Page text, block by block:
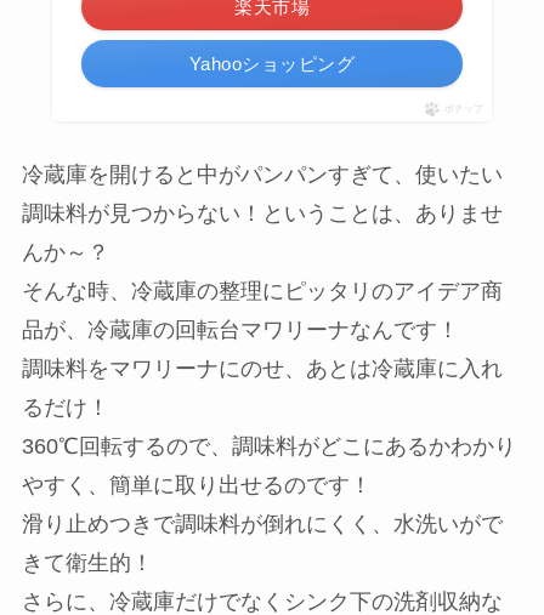
楽天市場
Yahooショッピング
ポチップ
冷蔵庫を開けると中がパンパンすぎて、使いたい
調味料が見つからない！ということは、ありませ
んか～？
そんな時、冷蔵庫の整理にピッタリのアイデア商
品が、冷蔵庫の回転台マワリーナなんです！
調味料をマワリーナにのせ、あとは冷蔵庫に入れ
るだけ！
360℃回転するので、調味料がどこにあるかわかり
やすく、簡単に取り出せるのです！
滑り止めつきで調味料が倒れにくく、水洗いがで
きて衛生的！
さらに、冷蔵庫だけでなくシンク下の洗剤収納な